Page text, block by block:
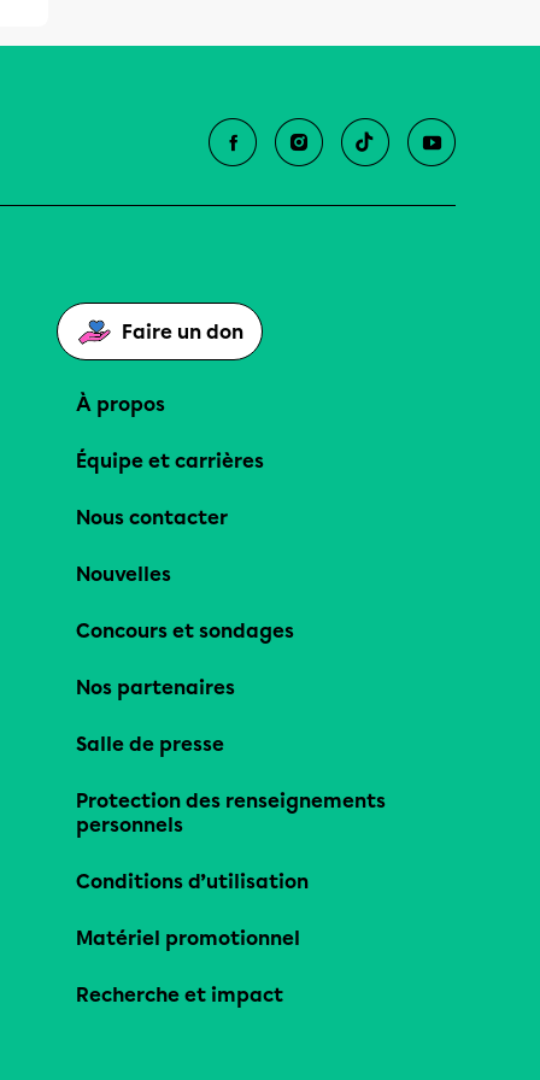
Faire un don
À propos
Équipe et carrières
Nous contacter
Nouvelles
Concours et sondages
Nos partenaires
Salle de presse
Protection des renseignements
personnels
Conditions d’utilisation
Matériel promotionnel
Recherche et impact